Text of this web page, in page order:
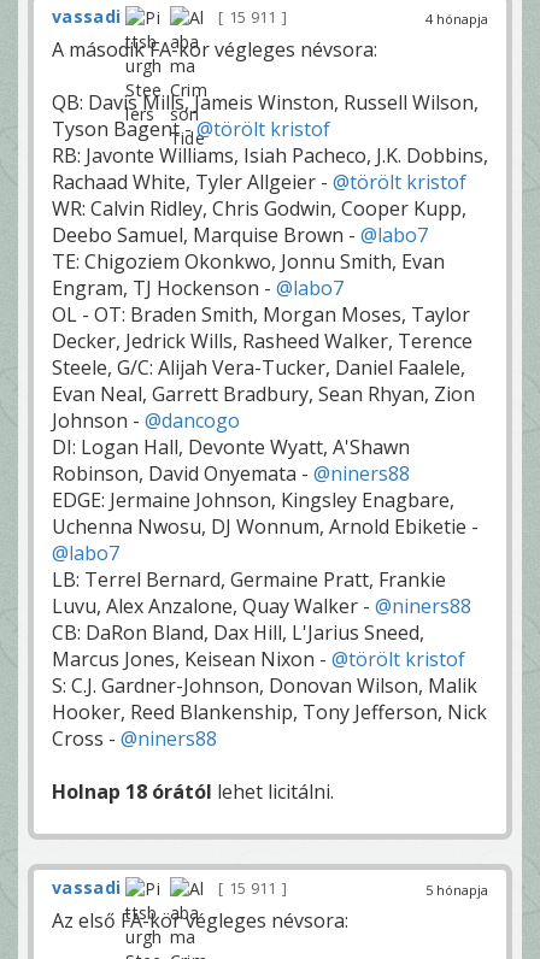
4 hónapja
vassadi 15 911
A második FA-kör végleges névsora:
QB: Davis Mills, Jameis Winston, Russell Wilson,
Tyson Bagent -@törölt kristof
RB: Javonte Williams, Isiah Pacheco, J.K. Dobbins,
Rachaad White, Tyler Allgeier - @törölt kristof
WR: Calvin Ridley, Chris Godwin, Cooper Kupp,
Deebo Samuel, Marquise Brown - @labo7
TE: Chigoziem Okonkwo, Jonnu Smith, Evan
Engram, TJ Hockenson - @labo7
OL - OT: Braden Smith, Morgan Moses, Taylor
Decker, Jedrick Wills, Rasheed Walker, Terence
Steele, G/C: Alijah Vera-Tucker, Daniel Faalele,
Evan Neal, Garrett Bradbury, Sean Rhyan, Zion
Johnson - @dancogo
DI: Logan Hall, Devonte Wyatt, A'Shawn
Robinson, David Onyemata - @niners88
EDGE: Jermaine Johnson, Kingsley Enagbare,
Uchenna Nwosu, DJ Wonnum, Arnold Ebiketie -
@labo7
LB: Terrel Bernard, Germaine Pratt, Frankie
Luvu, Alex Anzalone, Quay Walker - @niners88
CB: DaRon Bland, Dax Hill, L'Jarius Sneed,
Marcus Jones, Keisean Nixon - @törölt kristof
S: C.J. Gardner-Johnson, Donovan Wilson, Malik
Hooker, Reed Blankenship, Tony Jefferson, Nick
Cross - @niners88
Holnap 18 órától lehet licitálni.
5 hónapja
vassadi 15 911
Az első FA-kör végleges névsora: